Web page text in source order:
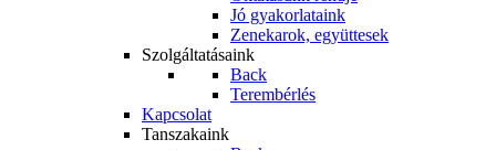
Jó gyakorlataink
Zenekarok, együttesek
Szolgáltatásaink
Back
Terembérlés
Kapcsolat
Tanszakaink